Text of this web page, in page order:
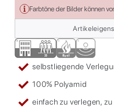
Farbtöne der Bilder können
selbstliegende
100% Polyamid
einfach zu verlegen,